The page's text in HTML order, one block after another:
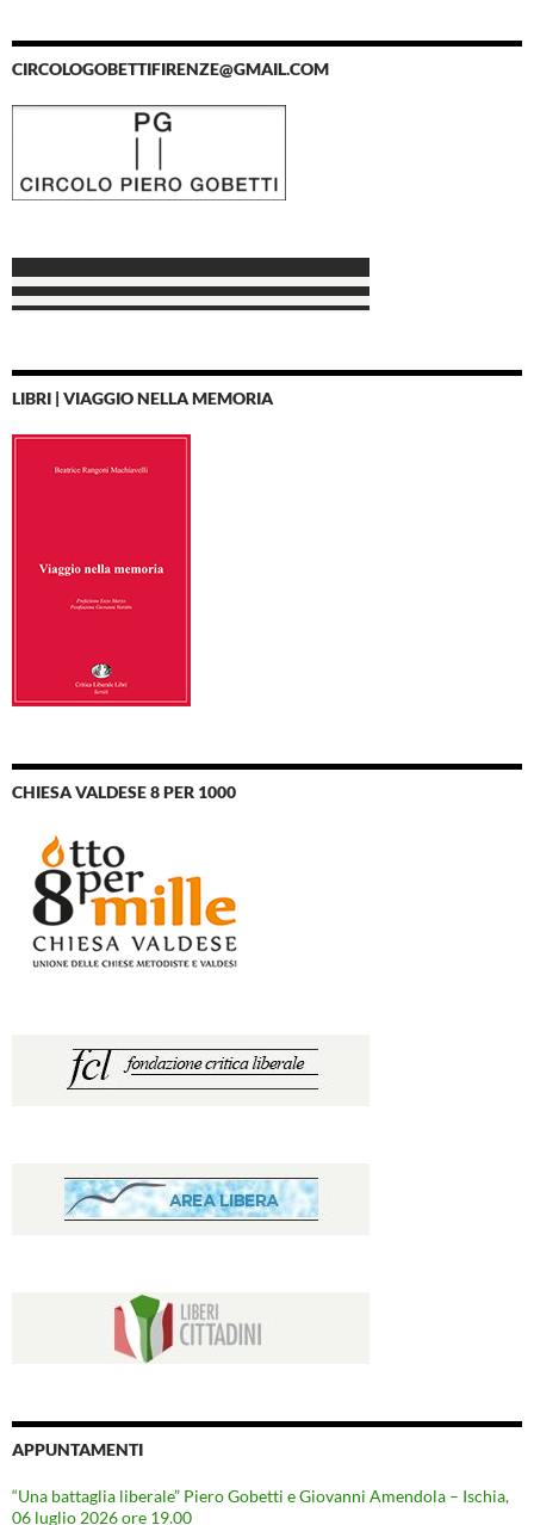
CIRCOLOGOBETTIFIRENZE@GMAIL.COM
LIBRI | VIAGGIO NELLA MEMORIA
CHIESA VALDESE 8 PER 1000
APPUNTAMENTI
“Una battaglia liberale” Piero Gobetti e Giovanni Amendola – Ischia,
06 luglio 2026 ore 19.00